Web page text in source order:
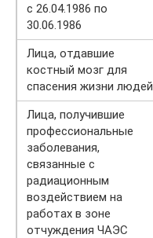
с 26.04.1986 по
30.06.1986
Лица, отдавшие
костный мозг для
спасения жизни людей
Лица, получившие
профессиональные
заболевания,
связанные с
радиационным
воздействием на
работах в зоне
отчуждения ЧАЭС